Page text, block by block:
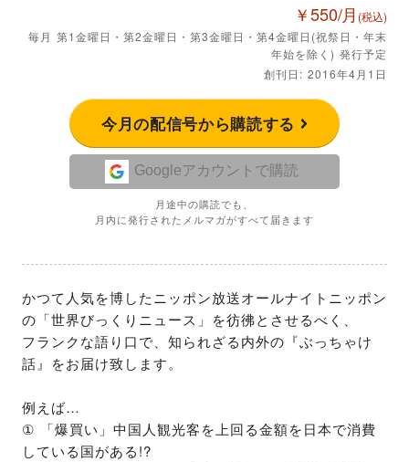
￥550/月 (税込)
毎月 第1金曜日・第2金曜日・第3金曜日・第4金曜日(祝祭日・年末
年始を除く) 発行予定
創刊日: 2016年4月1日
今月の配信号から購読する
Googleアカウントで購読
月途中の購読でも、
月内に発行されたメルマガがすべて届きます
かつて人気を博したニッポン放送オールナイトニッポン
の「世界びっくりニュース」を彷彿とさせるべく、
フランクな語り口で、知られざる内外の『ぶっちゃけ
話』をお届け致します。
例えば…
① 「爆買い」中国人観光客を上回る金額を日本で消費
している国がある!?